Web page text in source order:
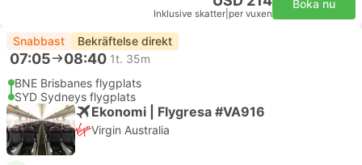
Inklusive skatter per vuxen
Boka nu
Snabbast Bekräftelse direkt
07:05 08:40 1t. 35m
BNE Brisbanes flygplats
SYD Sydneys flygplats
Ekonomi | Flygresa #VA916
Virgin Australia